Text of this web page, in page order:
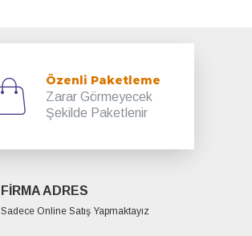
Özenli Paketleme
Zarar Görmeyecek
Şekilde Paketlenir
FİRMA ADRES
Sadece Online Satış Yapmaktayız